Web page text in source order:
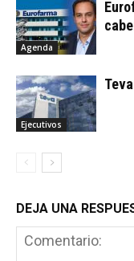
Agenda
Ejecutivos
DEJA UNA